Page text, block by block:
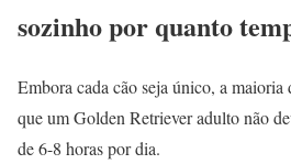
sozinho por quanto
Embora cada cão seja único, a maioria
que um Golden Retriever adulto não
de 6-8 horas por dia.